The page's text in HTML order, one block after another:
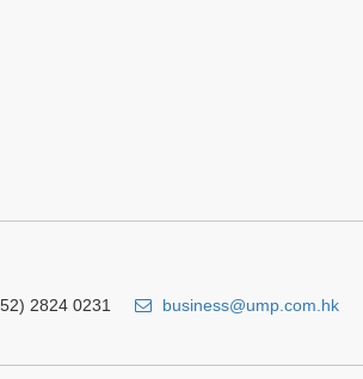
2824 0231 business@ump.com.hk